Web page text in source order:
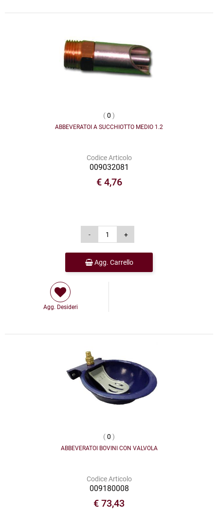
(0 )
ABBEVERATOI A SUCCHIOTTO MEDIO 1.2
Codice Articolo
009032081
€ 4,76
Agg. Carrello
Agg. Desideri
(0 )
ABBEVERATOI BOVINI CON VALVOLA
Codice Articolo
009180008
€ 73,43